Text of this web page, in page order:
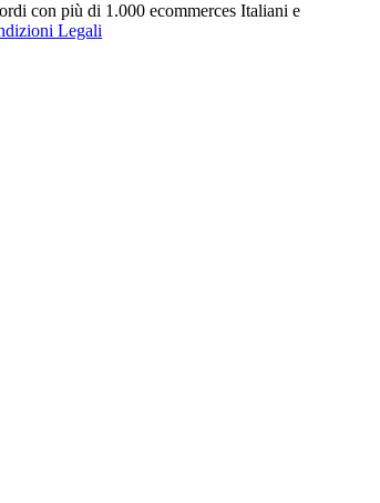
con più di 1.000 ecommerces Italiani e
Legali